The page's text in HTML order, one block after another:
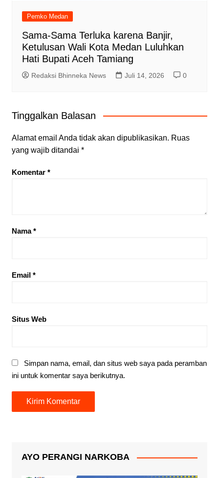
Pemko Medan
Sama-Sama Terluka karena Banjir,
Ketulusan Wali Kota Medan Luluhkan
Hati Bupati Aceh Tamiang
Redaksi Bhinneka News Juli 14, 2026 0
Tinggalkan Balasan
Alamat email Anda tidak akan dipublikasikan. Ruas
yang wajib ditandai *
Komentar *
Nama*
Email *
Situs Web
Simpan nama, email, dan situs web saya pada peramban
ini untuk komentar saya berikutnya.
AYO PERANGI NARKOBA